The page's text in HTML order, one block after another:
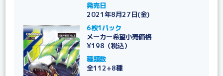
発売日
2021年8月27日(金)
6枚1パック
メーカー希望小売価格
¥198（税込）
種類数
全112+8種